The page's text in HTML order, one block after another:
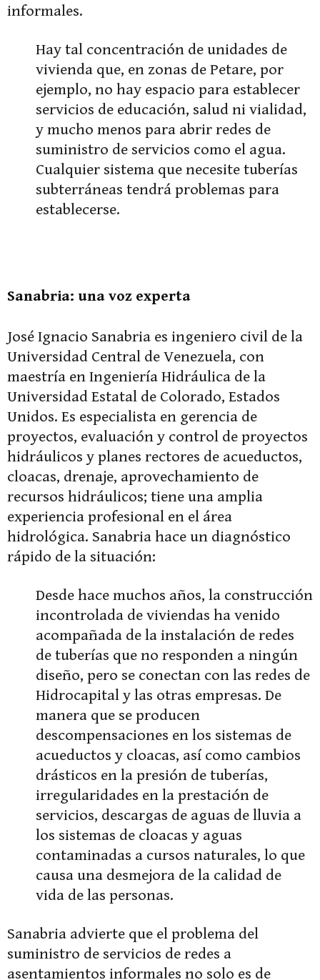
informales.
Hay tal concentración de unidades de
vivienda que, en zonas de Petare, por
ejemplo, no hay espacio para establecer
servicios de educación, salud ni vialidad,
y mucho menos para abrir redes de
suministro de servicios como el agua.
Cualquier sistema que necesite tuberías
subterráneas tendrá problemas para
establecerse.
Sanabria: una voz experta
José Ignacio Sanabria es ingeniero civil de la
Universidad Central de Venezuela, con
maestría en Ingeniería Hidráulica de la
Universidad Estatal de Colorado, Estados
Unidos. Es especialista en gerencia de
proyectos, evaluación y control de proyectos
hidráulicos y planes rectores de acueductos,
cloacas, drenaje, aprovechamiento de
recursos hidráulicos; tiene una amplia
experiencia profesional en el área
hidrológica. Sanabria hace un diagnóstico
rápido de la situación:
Desde hace muchos años, la construcción
incontrolada de viviendas ha venido
acompañada de la instalación de redes
de tuberías que no responden a ningún
diseño, pero se conectan con las redes de
Hidrocapital y las otras empresas. De
manera que se producen
descompensaciones en los sistemas de
acueductos y cloacas, así como cambios
drásticos en la presión de tuberías,
irregularidades en la prestación de
servicios, descargas de aguas de lluvia a
los sistemas de cloacas y aguas
contaminadas a cursos naturales, lo que
causa una desmejora de la calidad de
vida de las personas.
Sanabria advierte que el problema del
suministro de servicios de redes a
asentamientos informales no solo es de